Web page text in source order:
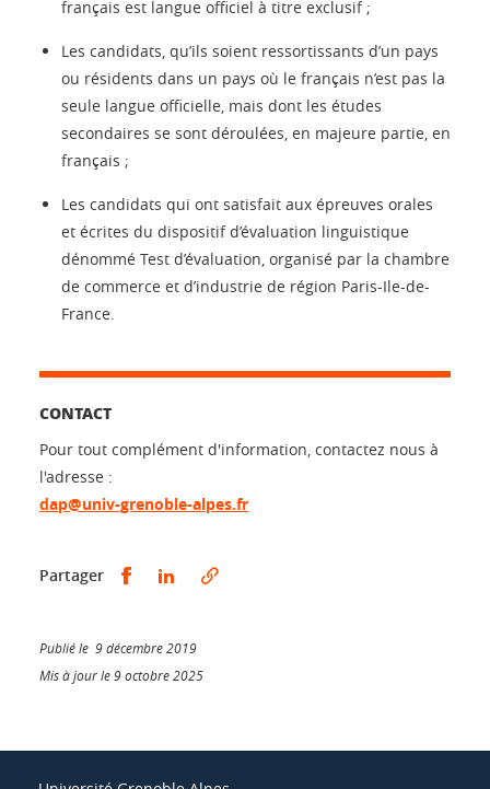
français est langue officiel à titre exclusif ;
Les candidats, qu’ils soient ressortissants d’un pays
ou résidents dans un pays où le français n’est pas la
seule langue officielle, mais dont les études
secondaires se sont déroulées, en majeure partie, en
français ;
Les candidats qui ont satisfait aux épreuves orales
et écrites du dispositif d’évaluation linguistique
dénommé Test d’évaluation, organisé par la chambre
de commerce et d’industrie de région Paris-Ile-de-
France.
CONTACT
Pour tout complément d'information, contactez nous à
l'adresse :
dap@univ-grenoble-alpes.fr
Partager Partager sur Facebook
Partager sur LinkedIn
Publié le 9 décembre 2019
Mis à jour le 9 octobre 2025